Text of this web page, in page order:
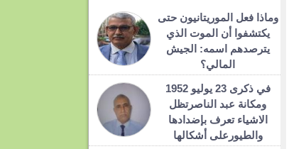
وماذا فعل الموريتانيون حتى
يكتشفوا أن الموت الذي
يترصدهم اسمه: الجيش
المالي؟
في ذكرى 23 يوليو 1952
ومكانة عبد الناصرتظل
الاشياء تعرف بإضدادها
والطيورعلى أشكالها